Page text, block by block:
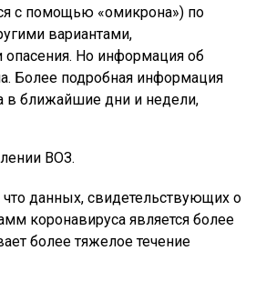
с помощью «омикрона») по
вариантами,
Но информация об
Более подробная информация
в ближайшие дни и недели,
ВОЗ.
данных, свидетельствующих о
коронавируса является более
более тяжелое течение